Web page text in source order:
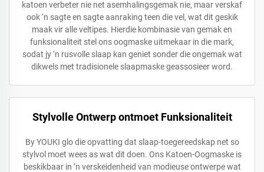
katoen verbeter nie net asemhalingsgemak nie, maar verskaf
ook ‘n sagte en sagte aanraking teen die vel, wat dit geskik
maak vir alle veltipes. Hierdie kombinasie van gemak en
funksionaliteit stel ons oogmaske uitmekaar in die mark,
sodat jy ‘n rusvolle slaap kan geniet sonder die ongemak wat
dikwels met tradisionele slaapmaske geassosieer word.
Stylvolle Ontwerp ontmoet Funksionaliteit
By YOUKI glo die opvatting dat slaap-toegereedskap net so
stylvol moet wees as wat dit doen. Ons Katoen-Oogmaske is
beskikbaar in ’n verskeidenheid van modieuse ontwerpe wat